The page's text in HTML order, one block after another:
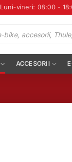
Luni-vineri: 08:00 -
ACCESORII